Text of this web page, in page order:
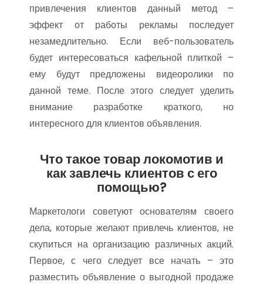
привлечения клиентов данный метод –
эффект от работы рекламы последует
незамедлительно. Если веб-пользователь
будет интересоваться кафельной плиткой –
ему будут предложены видеоролики по
данной теме. После этого следует уделить
внимание разработке краткого, но
интересного для клиентов объявления.
Что такое товар локомотив и
как завлечь клиентов с его
помощью?
Маркетологи советуют основателям своего
дела, которые желают привлечь клиентов, не
скупиться на организацию различных акций.
Первое, с чего следует все начать – это
разместить объявление о выгодной продаже